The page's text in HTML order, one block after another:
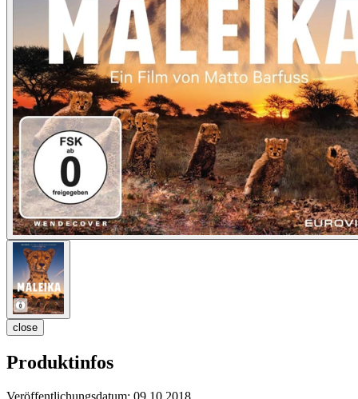
close
Produktinfos